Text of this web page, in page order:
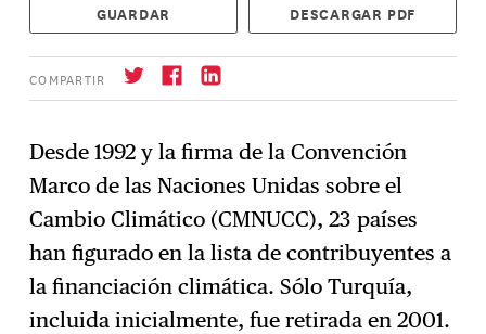
GUARDAR DESCARGAR PDF
COMPARTIR
→ Suscríbase
Desde 1992 y la firma de la Convención
Marco de las Naciones Unidas sobre el
Cambio Climático (CMNUCC), 23 países
han figurado en la lista de contribuyentes a
la financiación climática. Sólo Turquía,
incluida inicialmente, fue retirada en 2001.